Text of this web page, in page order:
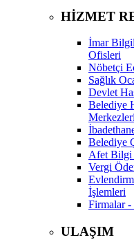
HİZMET
İmar
Ofisleri
Nöbetçi
Sağlık
Devlet
Belediye
Merkezleri
Belediye
Afet Bilgi
Vergi
İşlemleri
Firmalar -
ULAŞIM